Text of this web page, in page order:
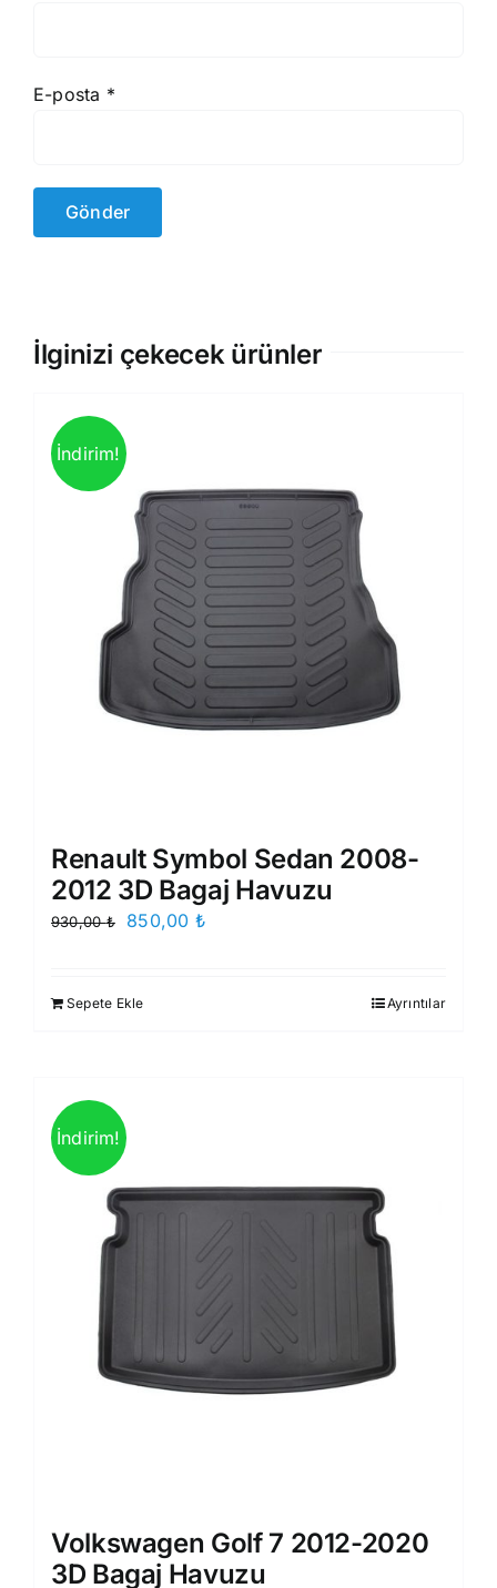
E-posta *
İlginizi çekecek ürünler
İndirim!
Renault Symbol Sedan 2008-
2012 3D Bagaj Havuzu
930,00₺
Orijinal
850,00 ₺
Sepete Ekle Ayrıntılar
İndirim!
Volkswagen Golf 7 2012-2020
3D Bagaj Havuzu